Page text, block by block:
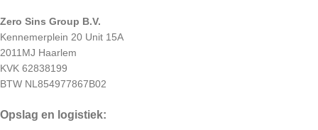
Zero Sins Group B.V.
Kennemerplein 20 Unit 15A
2011MJ Haarlem
KVK 62838199
BTW NL854977867B02
Opslag en logistiek: